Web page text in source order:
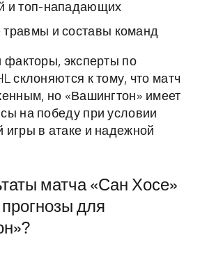
и топ-нападающих
травмы и составы команд
факторы, эксперты по
склоняются к тому, что матч
но «Вашингтон» имеет
на победу при условии
в атаке и надежной
матча «Сан Хосе»
для